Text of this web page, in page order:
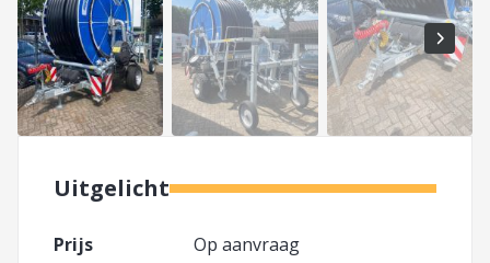
Uitgelicht
Prijs
Op aanvraag